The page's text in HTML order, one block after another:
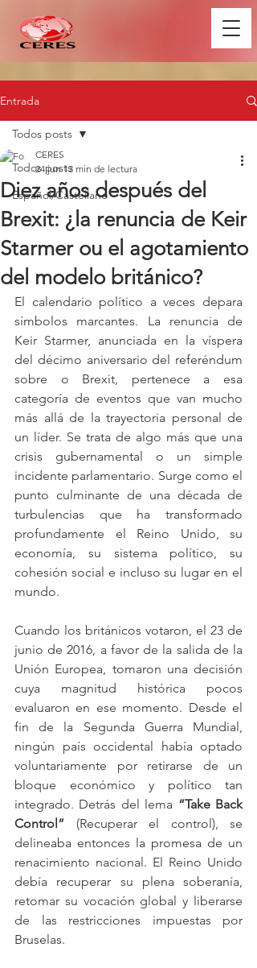
Entrada
Todos posts
Español/Castellano
Todos posts
Diez años después del
Brexit: ¿la renuncia de Keir
Starmer ou el agotamiento
del modelo británico?
CERES
24 jun 13 min de lectura
El calendario político a veces depara
símbolos marcantes. La renuncia de
Keir Starmer, anunciada en la víspera
del décimo aniversario del referéndum
sobre o Brexit, pertenece a esa
categoría de eventos que van mucho
más allá de la trayectoria personal de
un líder. Se trata de algo más que una
crisis gubernamental o un simple
incidente parlamentario. Surge como el
punto culminante de una década de
turbulencias que ha transformado
profundamente el Reino Unido, su
economía, su sistema político, su
cohesión social e incluso su lugar en el
mundo.
Cuando los británicos votaron, el 23 de
junio de 2016, a favor de la salida de la
Unión Europea, tomaron una decisión
cuya magnitud histórica pocos
evaluaron en ese momento. Desde el
fin de la Segunda Guerra Mundial,
ningún país occidental había optado
voluntariamente por retirarse de un
bloque económico y político tan
integrado. Detrás del lema “Take Back
Control” (Recuperar el control), se
delineaba entonces la promesa de un
renacimiento nacional. El Reino Unido
debía recuperar su plena soberanía,
retomar su vocación global y liberarse
de las restricciones impuestas por
Bruselas.